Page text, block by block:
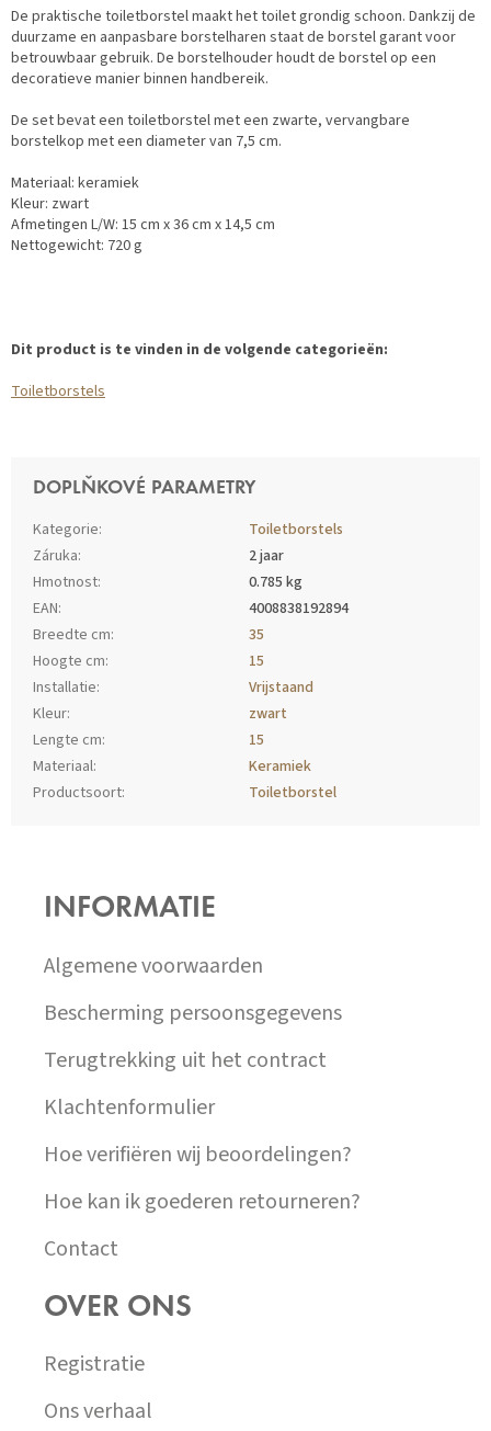
De praktische toiletborstel maakt het toilet grondig schoon. Dankzij de
duurzame en aanpasbare borstelharen staat de borstel garant voor
betrouwbaar gebruik. De borstelhouder houdt de borstel op een
decoratieve manier binnen handbereik.
De set bevat een toiletborstel met een zwarte, vervangbare
borstelkop met een diameter van 7,5 cm.
Materiaal: keramiek
Kleur: zwart
Afmetingen L/W: 15 cm x 36 cm x 14,5 cm
Nettogewicht: 720 g
Dit product is te vinden in de volgende categorieën:
Toiletborstels
DOPLŇKOVÉ PARAMETRY
Kategorie:
Toiletborstels
Záruka:
2 jaar
Hmotnost:
0.785 kg
EAN:
4008838192894
Breedte cm:
35
Hoogte cm:
15
Installatie:
Vrijstaand
Kleur:
zwart
Lengte cm:
15
Materiaal:
Keramiek
Productsoort:
Toiletborstel
INFORMATIE
Algemene voorwaarden
Bescherming persoonsgegevens
Terugtrekking uit het contract
Klachtenformulier
Hoe verifiëren wij beoordelingen?
Hoe kan ik goederen retourneren?
Contact
OVER ONS
Registratie
Ons verhaal